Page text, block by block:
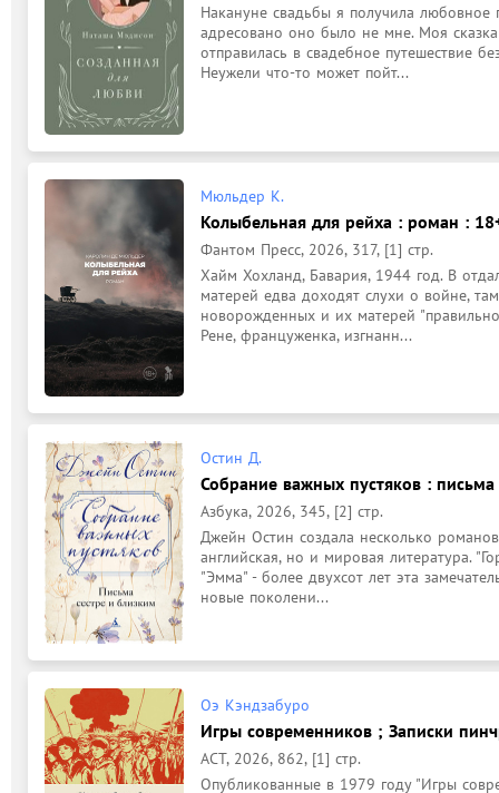
Накануне свадьбы я получила любовное
адресовано оно было не мне. Моя сказка
отправилась в свадебное путешествие
Неужели что-то может пойт...
Мюльдер К.
Колыбельная для рейха : роман :
Фантом Пресс, 2026, 317, [1] стр.
Хайм Хохланд, Бавария, 1944 год. В
матерей едва доходят слухи о войне,
новорожденных и их матерей
Рене, француженка, изгнанн...
Остин Д.
Собрание важных пустяков :
Азбука, 2026, 345, [2] стр.
Джейн Остин создала несколько
английская, но и мировая литература.
"Эмма" - более двухсот лет эта
новые поколени...
Оэ Кэндзабуро
Игры современников ; Записки
АСТ, 2026, 862, [1] стр.
Опубликованные в 1979 году "Игры